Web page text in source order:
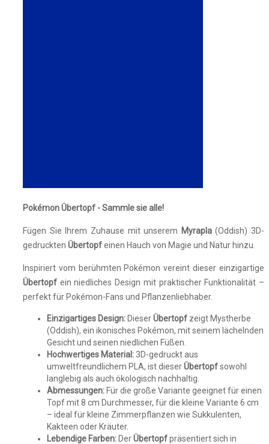
Pokémon Übertopf - Sammle sie alle!
Fügen Sie Ihrem Zuhause mit unserem Myrapla(Oddish) 3D-
gedruckten Übertopfeinen Hauch von Magie und Natur hinzu.
Inspiriert vom berühmten Pokémon vereint dieser einzigartige
Übertopf ein niedliches Design mit praktischer Funktionalität –
perfekt für Pokémon-Fans und Pflanzenliebhaber.
Einzigartiges Design:DieserÜbertopf zeigt Mystherbe
(Oddish), ein ikonisches Pokémon, mit seinem lächelnden
Gesicht und seinen niedlichen Füßen.
Hochwertiges Material: 3D-gedruckt aus
umweltfreundlichem PLA, ist dieserÜbertopfsowohl
langlebig als auch ökologisch nachhaltig.
Abmessungen:Für die große Variante geeignet für einen
Topf mit 8 cm Durchmesser, für die kleine Variante 6 cm
– ideal für kleine Zimmerpflanzen wie Sukkulenten,
Kakteen oder Kräuter.
Lebendige Farben:DerÜbertopfpräsentiert sich in